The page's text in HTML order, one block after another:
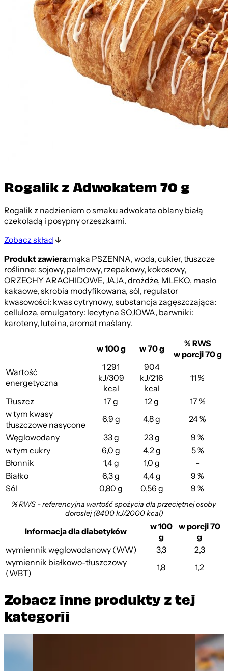
Rogalik z Adwokatem 70 g
Rogalik z nadzieniem o smaku adwokata oblany białą
czekoladą i posypny orzeszkami.
Zobacz skład
Produkt zawiera:mąka PSZENNA, woda, cukier, tłuszcze
roślinne: sojowy, palmowy, rzepakowy, kokosowy,
ORZECHY ARACHIDOWE, JAJA, drożdże, MLEKO, masło
kakaowe, skrobia modyfikowana, sól, regulator
kwasowości: kwas cytrynowy, substancja zagęszczająca:
celluloza, emulgatory: lecytyna SOJOWA, barwniki:
karoteny, luteina, aromat maślany.
w 100 g w 70 g
% RWS
w porcji 70 g
Wartość
energetyczna
1 291
kJ/309
kcal
904
kJ/216
kcal
11 %
Tłuszcz 17 g 12 g
17 %
w tym kwasy
tłuszczowe nasycone
6,9 g 4,8 g
24 %
Węglowodany
33 g 23 g
9 %
w tym cukry
6,0 g 4,2 g
5 %
Błonnik
1,4 g 1,0 g
–
Białko
6,3 g 4,4 g
9 %
Sól
0,80 g 0,56 g 9 %
% RWS - referencyjna wartość spożycia dla przeciętnej osoby
dorosłej (8400 kJ/2000 kcal)
Informacja dla diabetyków
w 100
g
w porcji 70
g
wymiennik węglowodanowy (WW)
3,3
2,3
wymiennik białkowo-tłuszczowy
(WBT)
1,8 1,2
Zobacz inne produkty z tej
kategorii